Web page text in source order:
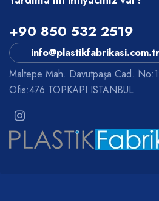
+90 850 532 2519
info@plastikfabrikasi.com.tr
Maltepe Mah. Davutpaşa Cad.
Ofis:476 TOPKAPI ISTANBUL